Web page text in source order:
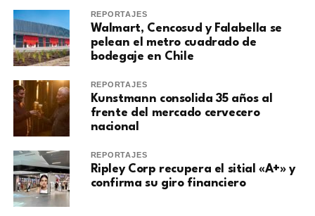
REPORTAJES
Walmart, Cencosud y Falabella se
pelean el metro cuadrado de
bodegaje en Chile
REPORTAJES
Kunstmann consolida 35 años al
frente del mercado cervecero
nacional
REPORTAJES
Ripley Corp recupera el sitial «A+» y
confirma su giro financiero